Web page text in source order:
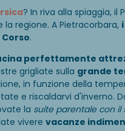
? In riva alla spiaggia,
regione. A Pietracorbara,
.
perfettamente
grigliate sulla grande
in funzione della
e riscaldarvi d'inverno.
la suite parentale con il
vivere vacanze